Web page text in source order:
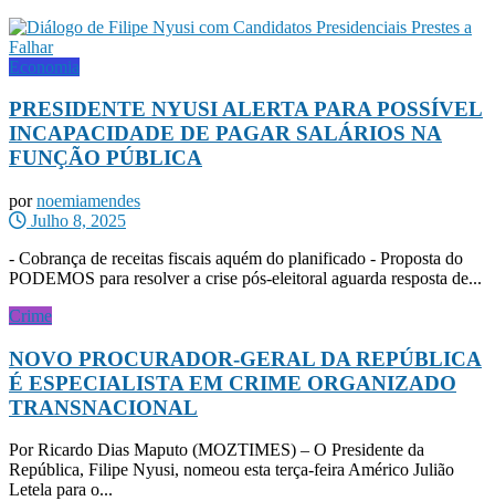
Economia
PRESIDENTE NYUSI ALERTA PARA POSSÍVEL
INCAPACIDADE DE PAGAR SALÁRIOS NA
FUNÇÃO PÚBLICA
por noemiamendes
Julho 8, 2025
- Cobrança de receitas fiscais aquém do planificado - Proposta do
PODEMOS para resolver a crise pós-eleitoral aguarda resposta de...
Crime
NOVO PROCURADOR-GERAL DA REPÚBLICA
É ESPECIALISTA EM CRIME ORGANIZADO
TRANSNACIONAL
Por Ricardo Dias Maputo (MOZTIMES) – O Presidente da
República, Filipe Nyusi, nomeou esta terça-feira Américo Julião
Letela para o...